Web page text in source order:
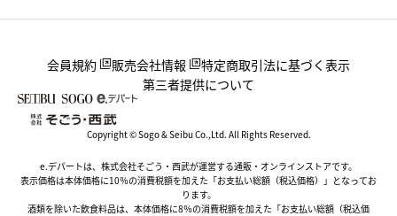
会員規約 販売会社情報
特定商取引法に基づく表示
第三者提供について
Copyright © Sogo & Seibu Co.,Ltd. All Rights Reserved.
e.デパートは、株式会社そごう・西武が運営する通販・オンラインストアです。
表示価格は本体価格に10％の消費税額を加えた「お支払い総額（税込価格）」となってお
ります。
酒類を除いた飲食料品は、本体価格に8％の消費税額を加えた「お支払い総額（税込価